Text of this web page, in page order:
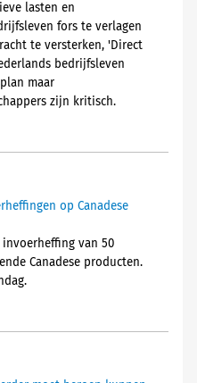
lasten en
fors te verlagen
te versterken, 'Direct
bedrijfsleven
maar
zijn kritisch.
op Canadese
invoerheffing van 50
Canadese producten.